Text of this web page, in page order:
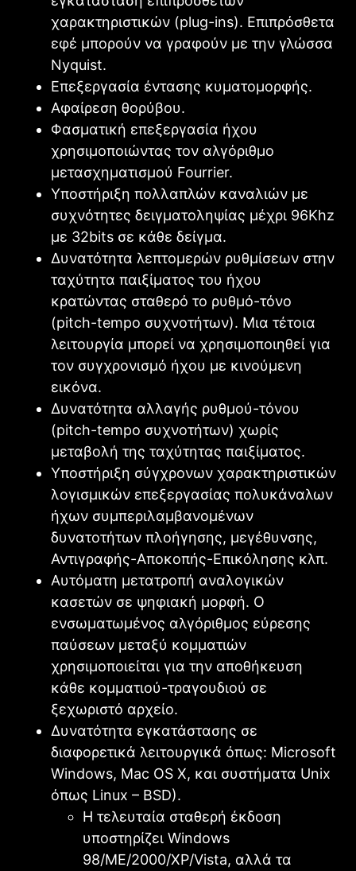
χαρακτηριστικών (plug-ins). Επιπρόσθετα
εφέ μπορούν να γραφούν με την γλώσσα
Nyquist.
Επεξεργασία έντασης κυματομορφής.
Αφαίρεση θορύβου.
Φασματική επεξεργασία ήχου
χρησιμοποιώντας τον αλγόριθμο
μετασχηματισμού Fourrier.
Υποστήριξη πολλαπλών καναλιών με
συχνότητες δειγματοληψίας μέχρι 96Khz
με 32bits σε κάθε δείγμα.
Δυνατότητα λεπτομερών ρυθμίσεων στην
ταχύτητα παιξίματος του ήχου
κρατώντας σταθερό το ρυθμό-τόνο
(pitch-tempo συχνοτήτων). Μια τέτοια
λειτουργία μπορεί να χρησιμοποιηθεί για
τον συγχρονισμό ήχου με κινούμενη
εικόνα.
Δυνατότητα αλλαγής ρυθμού-τόνου
(pitch-tempo συχνοτήτων) χωρίς
μεταβολή της ταχύτητας παιξίματος.
Υποστήριξη σύγχρονων χαρακτηριστικών
λογισμικών επεξεργασίας πολυκάναλων
ήχων συμπεριλαμβανομένων
δυνατοτήτων πλοήγησης, μεγέθυνσης,
Αντιγραφής-Αποκοπής-Επικόλησης κλπ.
Αυτόματη μετατροπή αναλογικών
κασετών σε ψηφιακή μορφή. Ο
ενσωματωμένος αλγόριθμος εύρεσης
παύσεων μεταξύ κομματιών
χρησιμοποιείται για την αποθήκευση
κάθε κομματιού-τραγουδιού σε
ξεχωριστό αρχείο.
Δυνατότητα εγκατάστασης σε
διαφορετικά λειτουργικά όπως: Microsoft
Windows, Mac OS X, και συστήματα Unix
όπως Linux – BSD).
Η τελευταία σταθερή έκδοση
υποστηρίζει Windows
98/ME/2000/XP/Vista, αλλά τα